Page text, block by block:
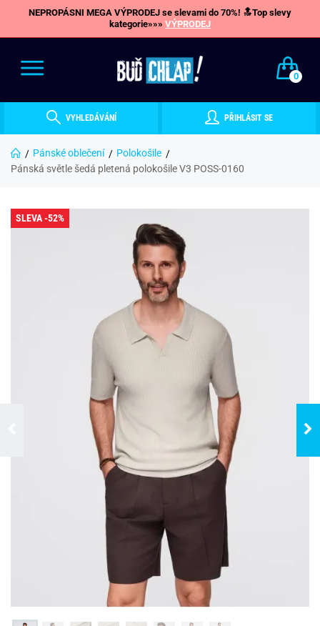
NEPROPÁSNI MEGA VÝPRODEJ se slevami do 70%! 🔝Top slevy
kategorie»»» VÝPRODEJ
0
VYHLEDÁVÁNÍ PŘIHLÁSIT SE
Pánské oblečení
Polokošile
Pánská světle šedá pletená polokošile V3 POSS-0160
SLEVA -52%